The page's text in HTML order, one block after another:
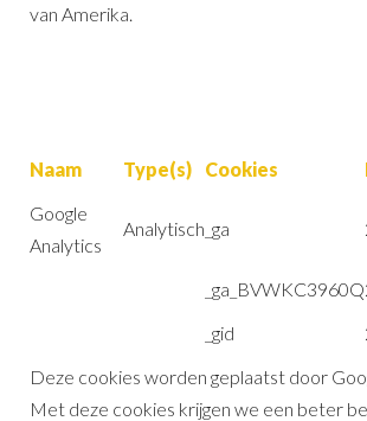
van Amerika.
Naam Type(s) Cookies
Google
Analytics
Analytisch _ga
_ga_BVWKC3960Q
_gid
Deze cookies worden geplaatst door
Met deze cookies krijgen we een beter